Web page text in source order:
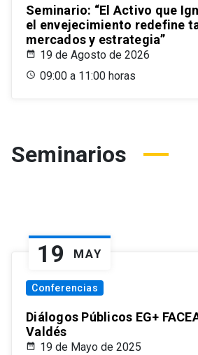
Seminario: “El Activo que
el envejecimiento redefine
mercados y estrategia”
19 de Agosto de 2026
09:00 a 11:00 horas
Seminarios
19 MAY
Conferencias
Diálogos Públicos EG+
Valdés
19 de Mayo de 2025